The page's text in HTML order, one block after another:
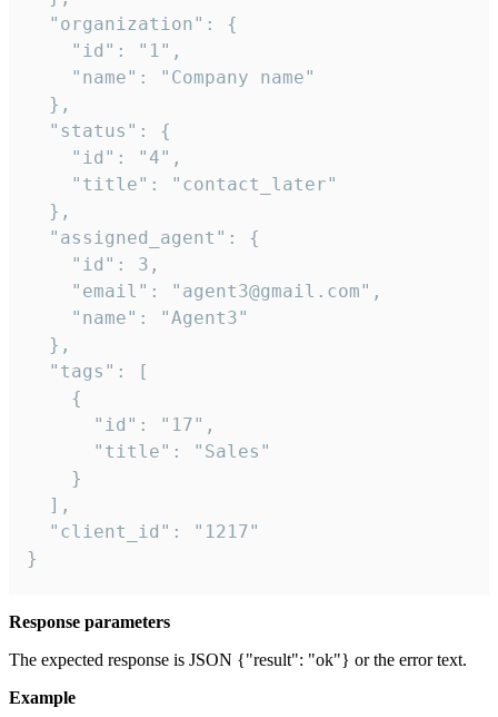
  "organization": {
    "id": "1",
    "name": "Company name"
  },
  "status": {
    "id": "4",
    "title": "contact_later"
  },
  "assigned_agent": {
    "id": 3,
    "email": "agent3@gmail.com",
    "name": "Agent3"
  },
  "tags": [
    {
      "id": "17",
      "title": "Sales"
    }
  ],
  "client_id": "1217"
}
Response parameters
The expected response is JSON {"result": "ok"} or the error text.
Example